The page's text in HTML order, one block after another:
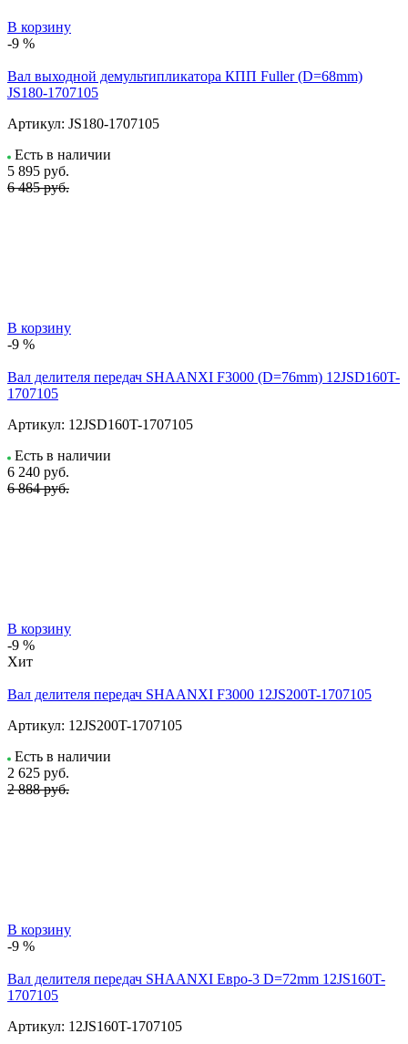
В корзину
-9 %
Вал выходной демультипликатора КПП Fuller (D=68mm)
JS180-1707105
Артикул: JS180-1707105
Есть в наличии
5 895 руб.
6 485 руб.
В корзину
-9 %
Вал делителя передач SHAANXI F3000 (D=76mm) 12JSD160T-
1707105
Артикул: 12JSD160T-1707105
Есть в наличии
6 240 руб.
6 864 руб.
В корзину
-9 %
Хит
Вал делителя передач SHAANXI F3000 12JS200T-1707105
Артикул: 12JS200T-1707105
Есть в наличии
2 625 руб.
2 888 руб.
В корзину
-9 %
Вал делителя передач SHAANXI Евро-3 D=72mm 12JS160T-
1707105
Артикул: 12JS160T-1707105